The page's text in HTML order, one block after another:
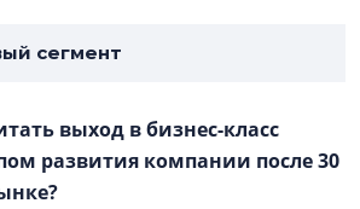
сегмент
выход в бизнес-класс
развития компании после 30